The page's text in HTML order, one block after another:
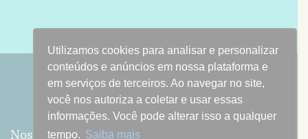
Utilizamos cookies para analisar e personalizar
conteúdos e anúncios em nossa plataforma e
em serviços de terceiros. Ao navegar no site,
você nos autoriza a coletar e usar essas
informações. Você pode alterar isso a qualquer
tempo. Saiba mais
Utilizamos cookies para analisar e personalizar
conteúdos e anúncios em nossa plataforma e
em serviços de terceiros. Ao navegar no site,
você nos autoriza a coletar e usar essas
informações. Você pode alterar isso a qualquer
tempo. Saiba mais
Nossa vocação é trazer amor e luz ao